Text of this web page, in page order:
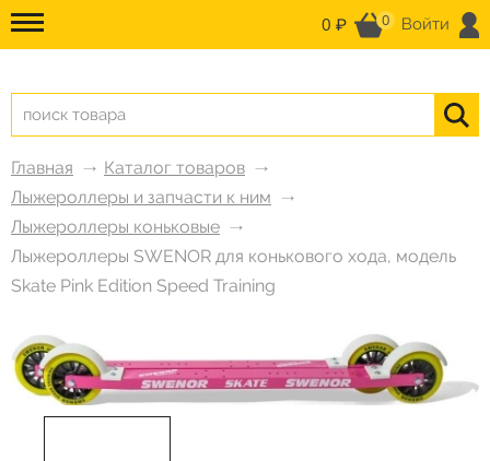
0 ₽ 0 Войти
Главная
Каталог товаров
Лыжероллеры и запчасти к ним
Лыжероллеры коньковые
Лыжероллеры SWENOR для конькового хода, модель
Skate Pink Edition Speed Training